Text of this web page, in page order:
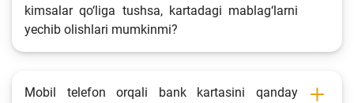
kimsalar qo‘liga tushsa, kartadagi mablag‘larni
yechib olishlari mumkinmi?
Mobil telefon orqali bank kartasini qanday